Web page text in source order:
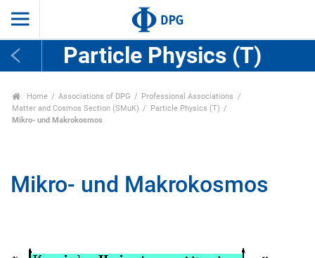
Particle Physics (T)
Home Associations of DPG
Professional Associations
Matter and Cosmos Section (SMuK)
Particle Physics (T)
Mikro- und Makrokosmos
Mikro- und Makrokosmos